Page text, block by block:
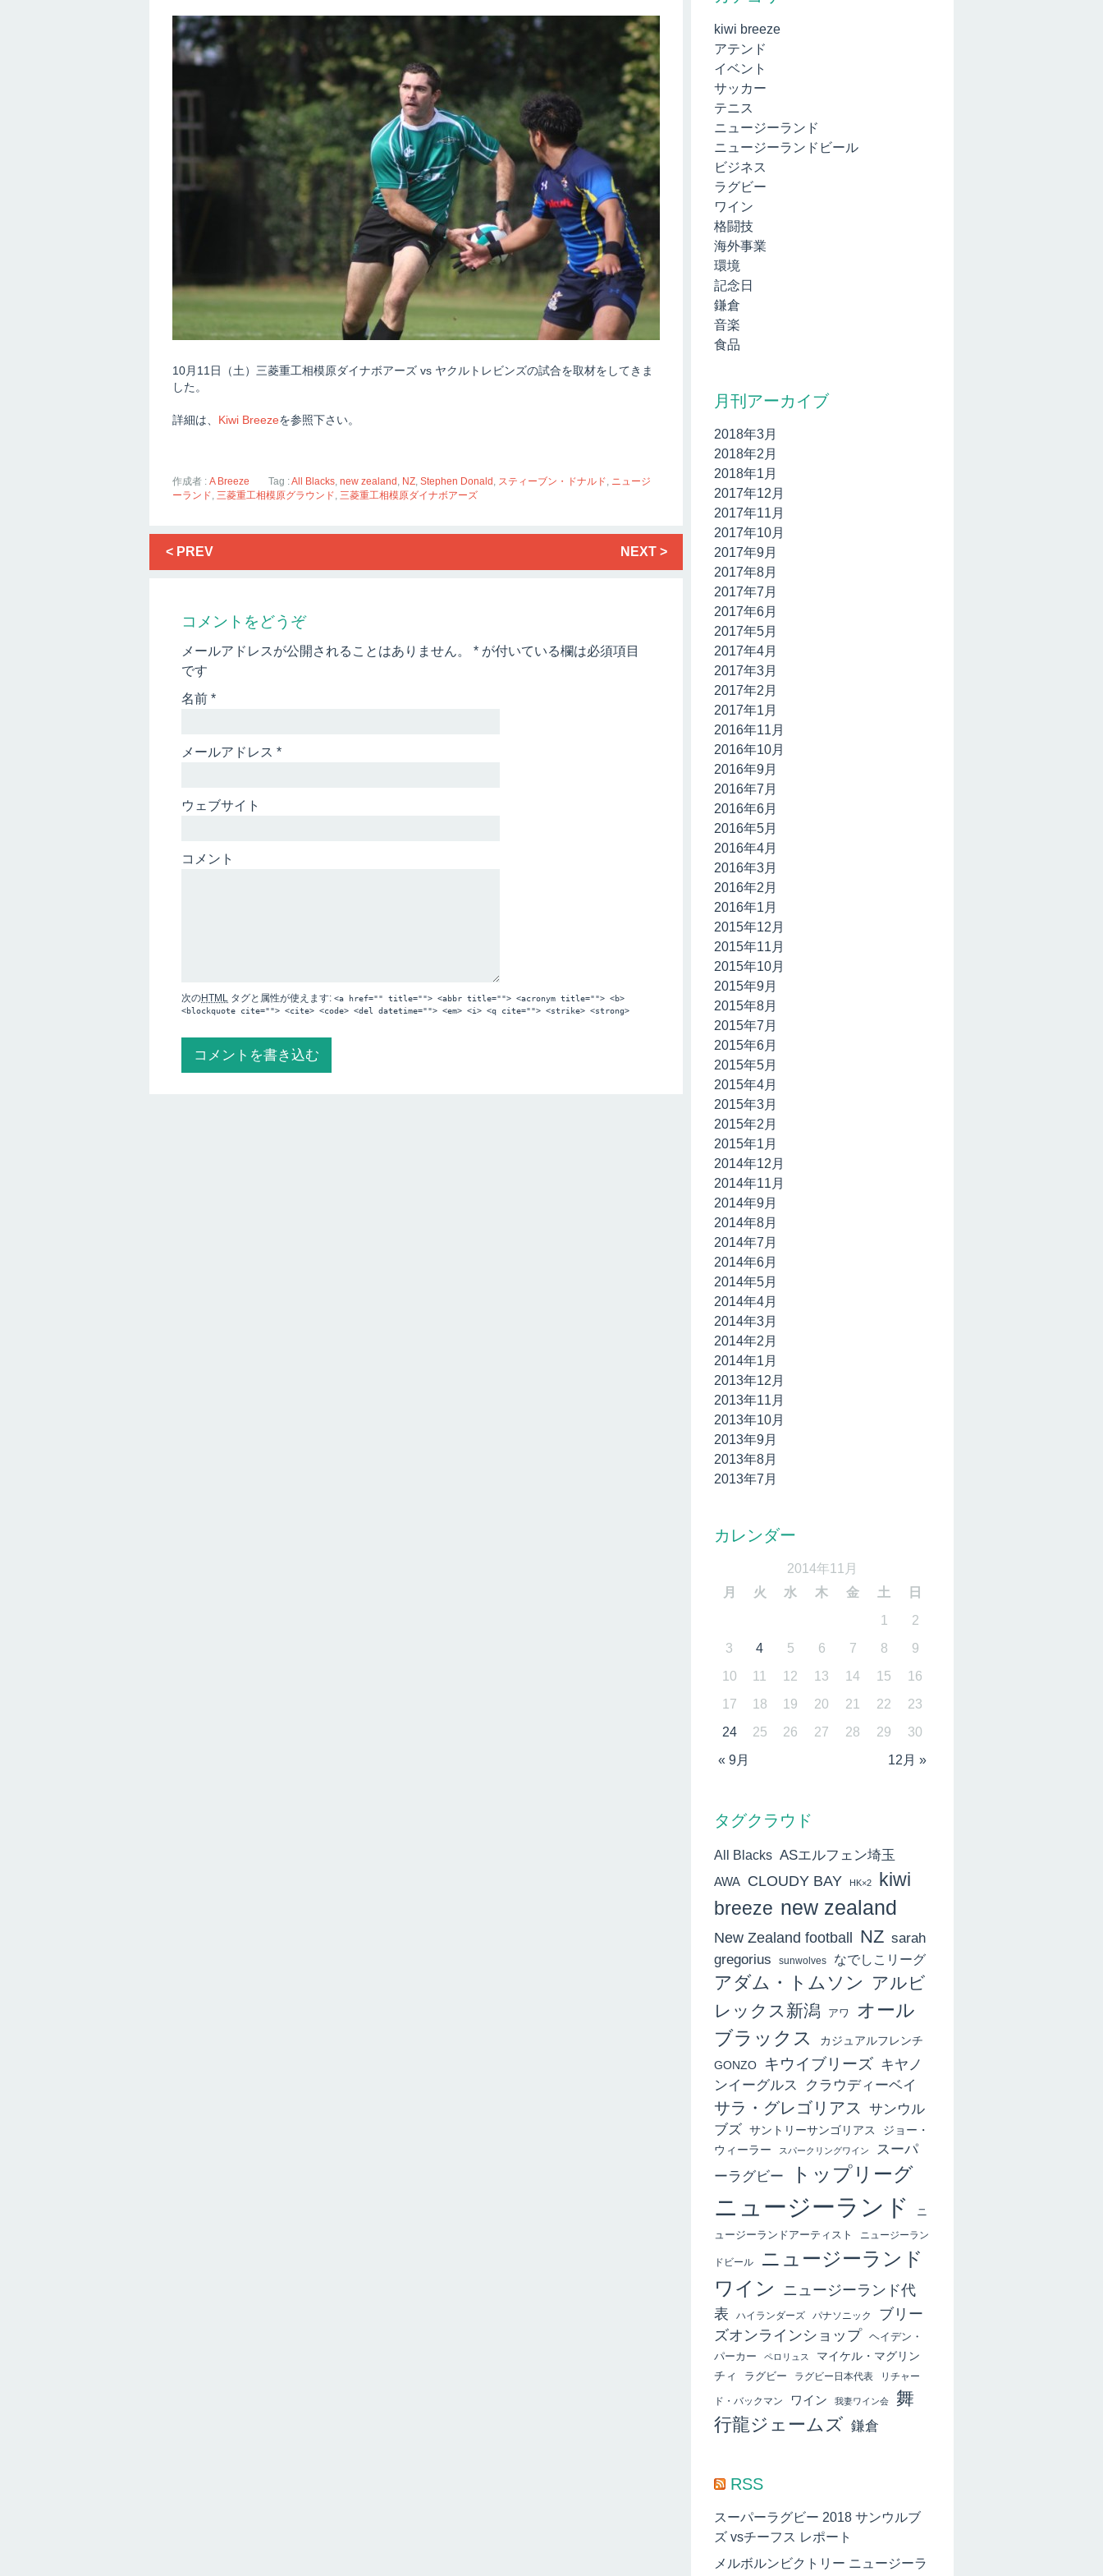
10月11日（土）三菱重工相模原ダイナボアーズ vs ヤクルトレビンズの試合を取材をしてきま
した。
詳細は、 Kiwi Breezeを参照下さい。
作成者 : A Breeze Tag :All Blacks ,new zealand NZ ,Stephen Donald スティーブン・ドナルド
ニュージ
ーランド
三菱重工相模原グラウンド 三菱重工相模原ダイナボアーズ
< PREV NEXT >
コメントをどうぞ
メールアドレスが公開されることはありません。 * が付いている欄は必須項目
です
名前 *
メールアドレス *
ウェブサイト
コメント
次のHTML タグと属性が使えます: <a href="" title=""> <abbr title=""> <acronym title=""> <b>
<blockquote cite=""> <cite> <code> <del datetime=""> <em> <i> <q cite=""> <strike> <strong>
kiwi breeze
アテンド
イベント
サッカー
テニス
ニュージーランド
ニュージーランドビール
ビジネス
ラグビー
ワイン
格闘技
海外事業
環境
記念日
鎌倉
音楽
食品
月刊アーカイブ
2018年3月
2018年2月
2018年1月
2017年12月
2017年11月
2017年10月
2017年9月
2017年8月
2017年7月
2017年6月
2017年5月
2017年4月
2017年3月
2017年2月
2017年1月
2016年11月
2016年10月
2016年9月
2016年7月
2016年6月
2016年5月
2016年4月
2016年3月
2016年2月
2016年1月
2015年12月
2015年11月
2015年10月
2015年9月
2015年8月
2015年7月
2015年6月
2015年5月
2015年4月
2015年3月
2015年2月
2015年1月
2014年12月
2014年11月
2014年9月
2014年8月
2014年7月
2014年6月
2014年5月
2014年4月
2014年3月
2014年2月
2014年1月
2013年12月
2013年11月
2013年10月
2013年9月
2013年8月
2013年7月
カレンダー
2014年11月
月
火 水 木 金 土 日
« 9月 12月 »
1
2
3
4 5 6 7 8
9
10
11 12 13 14 15
16
17
18 19 20 21 22
23
24
25 26 27 28 29 30
タグクラウド
All Blacks ASエルフェン埼玉
AWA CLOUDY BAY HK×2
kiwi
breeze new zealand
New Zealand football NZ sarah
gregorius
sunwolves なでしこリーグ
アダム・トムソン
アルビ
レックス新潟
アワ
オール
ブラックス
カジュアルフレンチ
GONZO
キウイブリーズ キヤノ
ンイーグルス
クラウディーベイ
サラ・グレゴリアス
サンウル
ブズ サントリーサンゴリアス
ジョー・
ウィーラー
スパークリングワイン
スーパ
ーラグビー
トップリーグ
ニュージーランド
ニ
ュージーランドアーティスト
ニュージーラン
ドビール
ニュージーランド
ワイン
ニュージーランド代
表
ハイランダーズ パナソニック
ブリー
ズオンラインショップ ヘイデン・
パーカー
ペロリュス
マイケル・マグリン
チィ
ラグビー ラグビー日本代表 リチャー
ド・バックマン ワイン 我妻ワイン会
舞
行龍ジェームズ 鎌倉
RSS
スーパーラグビー 2018 サンウルブ
ズ vsチーフス レポート
メルボルンビクトリー ニュージーラ